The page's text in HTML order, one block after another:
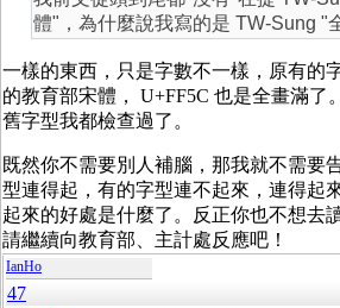
體"，為什麼說我寫的是 TW-Sung "
一樣的東西，只是字數不一樣，原有的
的教育部宋體， U+FF5C 也是全畫滿了
舊字型我都檢查過了。
既然你不需要別人補腦，那我就不需要
型連得起，有的字型連不起來，連得起
起來的好處是什麼了。反正你也不想去
請繼續向教育部、主計處反應吧！
IanHo
47